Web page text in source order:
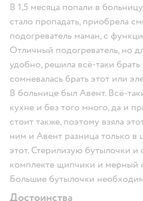
В 1,5 месяца попали в
стало пропадать, приобрела
подогреватель маман, с
Отличный подогреватель, но
удобно, решила всё-таки
сомневалась брать этот или
В больнице был Авент. Всё-
кухне и без того много, да и
стоит также, поэтому взяла
ним и Авент разница только в
этот. Стерилизую бутылочки и
комплекте щипчики и мерный
Большие бутылочки
Достоинства